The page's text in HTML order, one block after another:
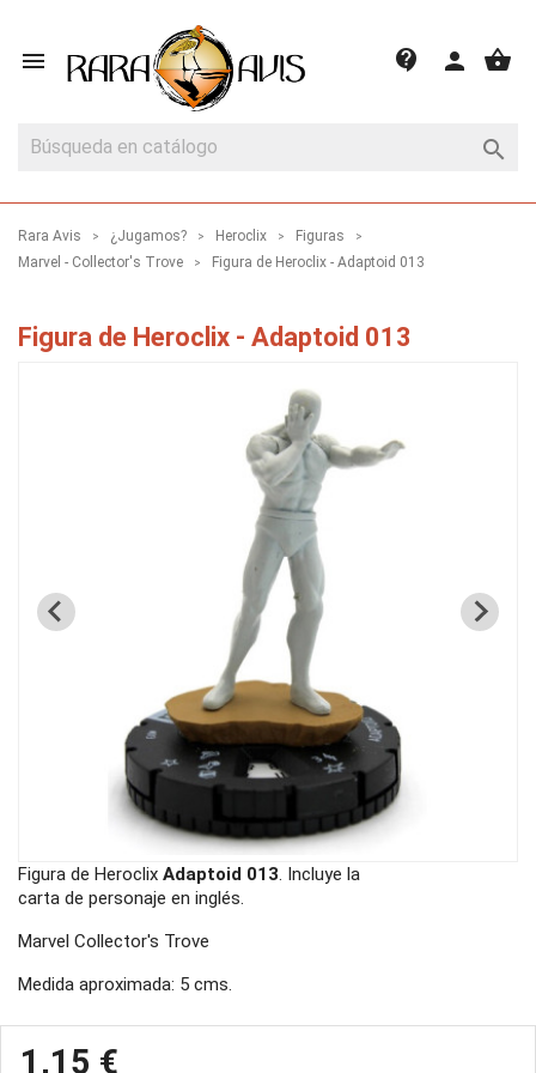
 shopping_basket
person
contact_support

Rara Avis ¿Jugamos? Heroclix
Figuras
Marvel - Collector's Trove
Figura de Heroclix - Adaptoid 013
Figura de Heroclix - Adaptoid 013
Figura de Heroclix Adaptoid 013. Incluye la
carta de personaje en inglés.
Marvel Collector's Trove
Medida aproximada: 5 cms.
1,15 €